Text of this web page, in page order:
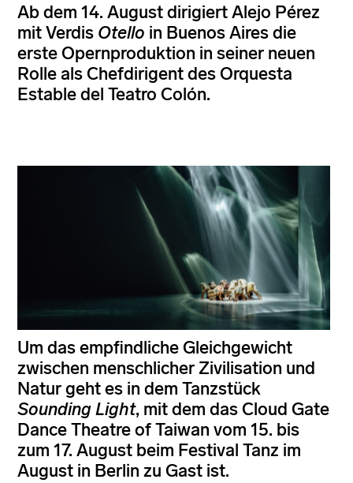
Ab dem 14. August dirigiert Alejo Pérez
mit Verdis Otello in Buenos Aires die
erste Opernproduktion in seiner neuen
Rolle als Chefdirigent des Orquesta
Estable del Teatro Colón.
Um das empfindliche Gleichgewicht
zwischen menschlicher Zivilisation und
Natur geht es in dem Tanzstück
Sounding Light, mit dem das Cloud Gate
Dance Theatre of Taiwan vom 15. bis
zum 17. August beim Festival Tanz im
August in Berlin zu Gast ist.